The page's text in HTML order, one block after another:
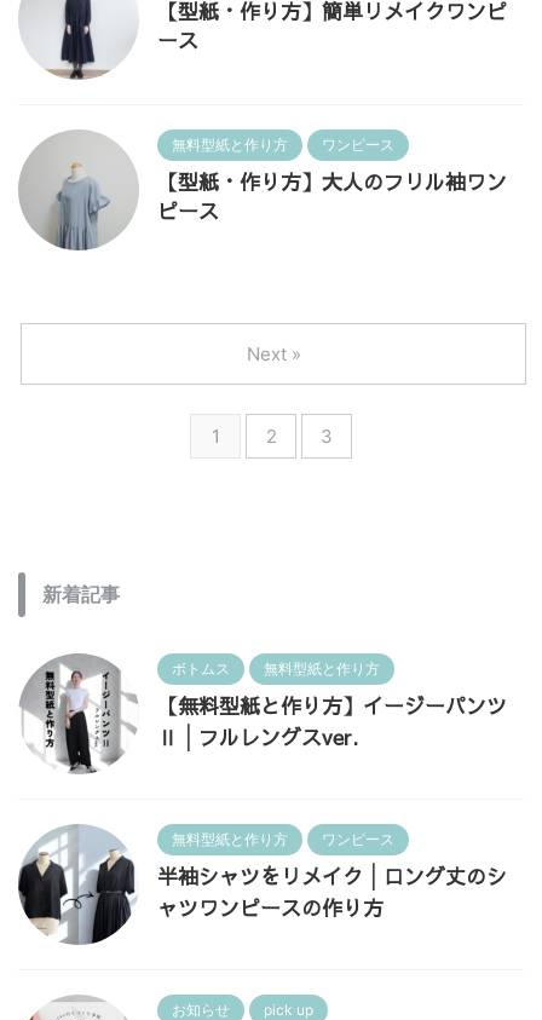
【型紙・作り方】簡単リメイクワンピ
ース
無料型紙と作り方 ワンピース
【型紙・作り方】大人のフリル袖ワン
ピース
1 2 3
Next »
新着記事
ボトムス 無料型紙と作り方
【無料型紙と作り方】イージーパンツ
Ⅱ│フルレングスver.
無料型紙と作り方 ワンピース
半袖シャツをリメイク│ロング丈のシ
ャツワンピースの作り方
お知らせ pick up